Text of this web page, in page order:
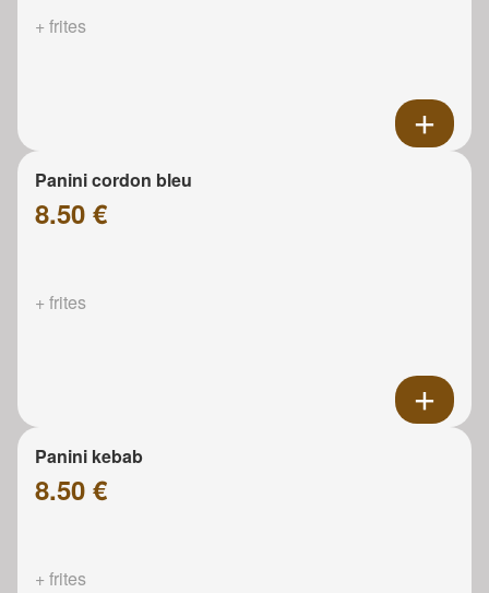
+ frites
Panini cordon bleu
8.50 €
+ frites
Panini kebab
8.50 €
+ frites